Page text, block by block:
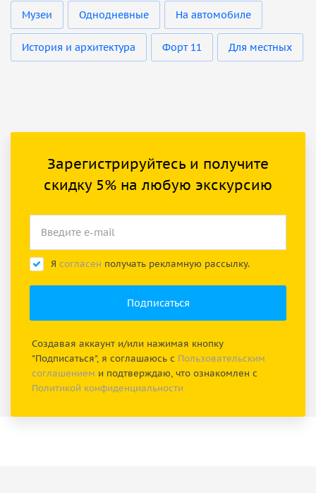
Музеи Однодневные На автомобиле
История и архитектура Форт 11 Для местных
Зарегистрируйтесь и получите
скидку 5% на любую экскурсию
Я согласен получать рекламную рассылку.
Создавая аккаунт и/или нажимая кнопку
"Подписаться", я соглашаюсь с Пользовательским
соглашением и подтверждаю, что ознакомлен с
Политикой конфиденциальности